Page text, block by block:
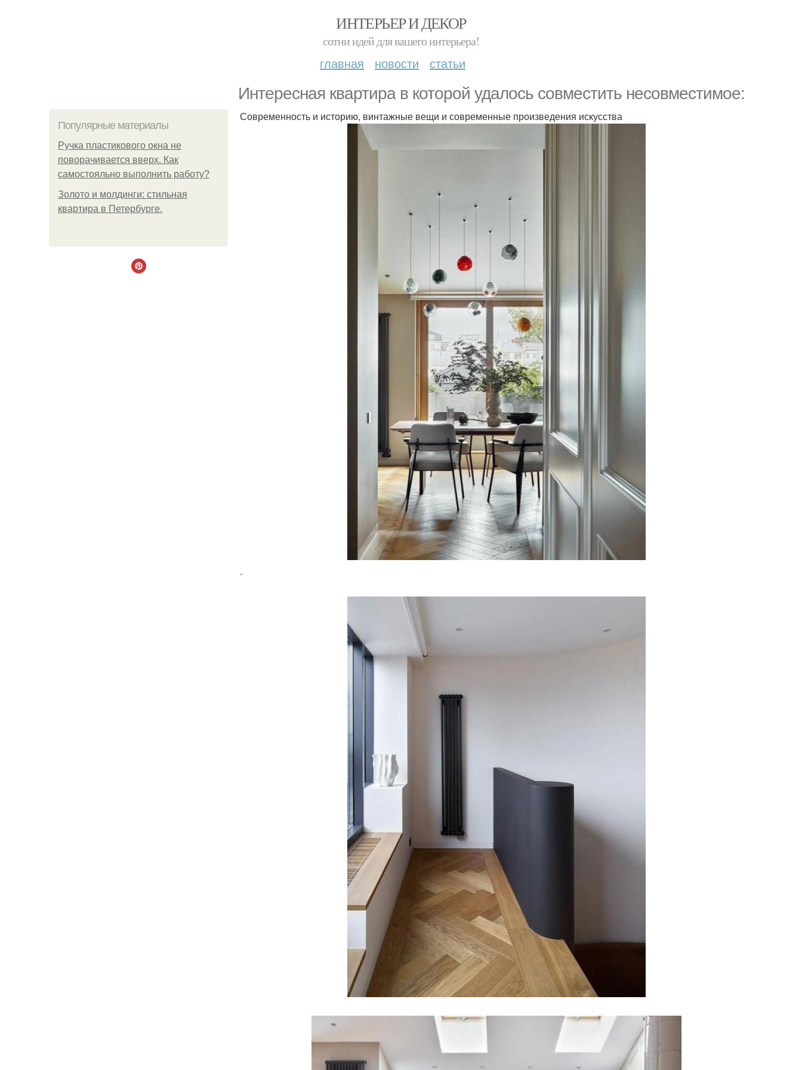
ИНТЕРЬЕР И ДЕКОР
сотни идей для вашего интерьера!
главная новости статьи
Интересная квартира в которой удалось совместить несовместимое:
Популярные материалы
Ручка пластикового окна не
поворачивается вверх. Как
самостояльно выполнить работу?
Золото и молдинги: стильная
квартира в Петербурге.
Современность и историю, винтажные вещи и современные произведения искусства
.